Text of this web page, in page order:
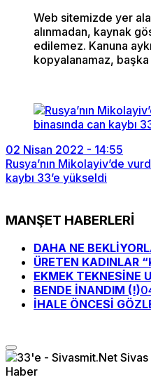
Web sitemizde yer
alınmadan, kaynak
edilemez. Kanuna
kopyalanamaz,
02 Nisan 2022 - 14:55
Rusya’nın Mikolayiv’de
kaybı 33’e yükseldi
MANŞET HABERLERİ
DAHA NE
ÜRETEN KADINLAR
EKMEK TEKNESİNE
BENDE İNANDIM (!)
İHALE ÖNCESİ